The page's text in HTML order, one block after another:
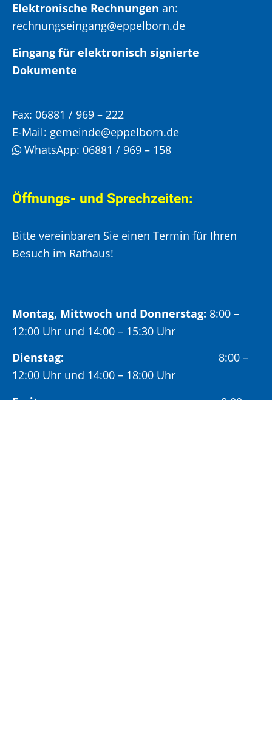
Elektronische Rechnungen an:
rechnungseingang@eppelborn.de
Eingang für elektronisch signierte
Dokumente
Fax: 06881 / 969 – 222
E-Mail: gemeinde@eppelborn.de
WhatsApp: 06881 / 969 – 158
Öffnungs- und Sprechzeiten:
Bitte vereinbaren Sie einen Termin für Ihren
Besuch im Rathaus!
Montag, Mittwoch und Donnerstag: 8:00 –
12:00 Uhr und 14:00 – 15:30 Uhr
Dienstag: 8:00 –
12:00 Uhr und 14:00 – 18:00 Uhr
Freitag:8:00 –